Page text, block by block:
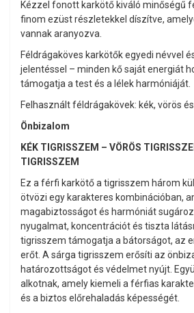
Kézzel fonott karkötő kiváló minőségű
finom ezüst részletekkel díszítve,
vannak aranyozva.
Féldrágaköves karkötők egyedi névvel
jelentéssel – minden kő saját energiát
támogatja a test és a lélek harmóniáját.
Felhasznált féldrágakövek: kék, vörös
Önbizalom
KÉK TIGRISSZEM – VÖRÖS
TIGRISSZEM
Ez a férfi karkötő a tigrisszem három
ötvözi egy karakteres kombinációban,
magabiztosságot és harmóniát
nyugalmat, koncentrációt és tiszta
tigrisszem támogatja a bátorságot, az
erőt. A sárga tigrisszem erősíti az
határozottságot és védelmet nyújt.
alkotnak, amely kiemeli a férfias
és a biztos előrehaladás képességét.